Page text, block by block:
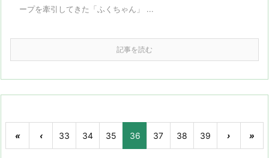
ープを牽引してきた「ふくちゃん」 ...
記事を読む
« ‹ 33 34 35 36 37 38 39 › »